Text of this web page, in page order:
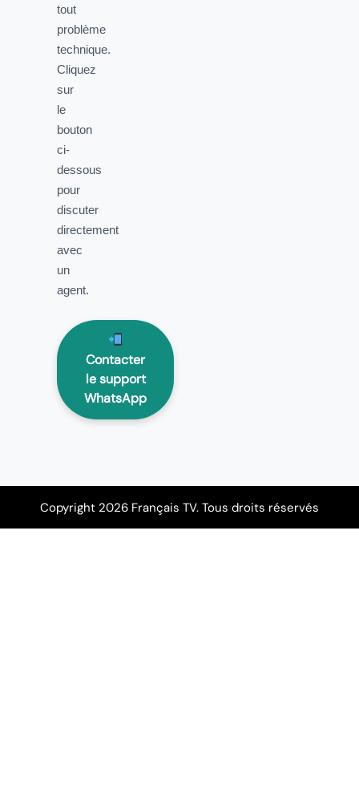
tout
problème
technique.
Cliquez
sur
le
bouton
ci-
dessous
pour
discuter
directement
avec
un
agent.
Contacter
le support
WhatsApp
Copyright 2026 Français TV. Tous droits réservés